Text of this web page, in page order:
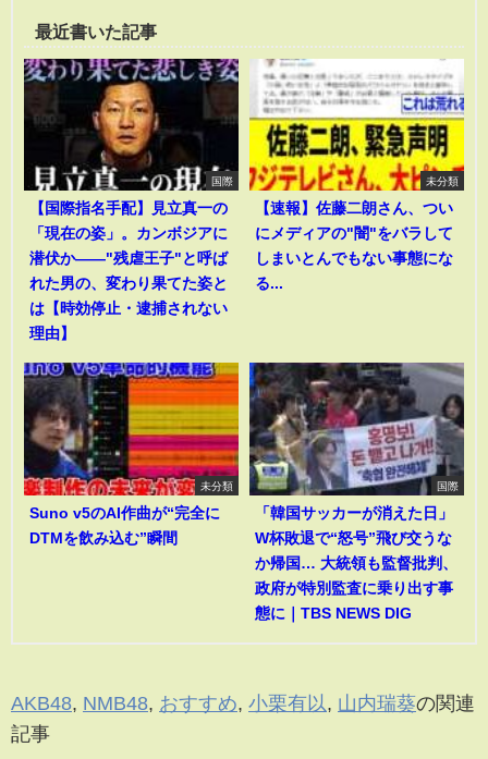
最近書いた記事
国際
【国際指名手配】見立真一の
「現在の姿」。カンボジアに
潜伏か――"残虐王子"と呼ば
れた男の、変わり果てた姿と
は【時効停止・逮捕されない
理由】
未分類
【速報】佐藤二朗さん、つい
にメディアの"闇"をバラして
しまいとんでもない事態にな
る...
未分類
Suno v5のAI作曲が“完全に
DTMを飲み込む”瞬間
国際
「韓国サッカーが消えた日」
W杯敗退で“怒号”飛び交うな
か帰国… 大統領も監督批判、
政府が特別監査に乗り出す事
態に｜TBS NEWS DIG
AKB48, NMB48, おすすめ, 小栗有以, 山内瑞葵の関連
記事